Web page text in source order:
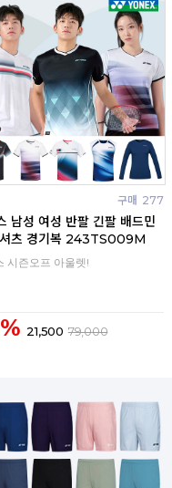
구매 277
남성 여성 반팔 긴팔 배드민
츠 경기복 243TS009M
시즌오프 아울렛!
21,500 79,000